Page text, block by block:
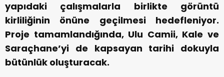
yapıdaki çalışmalarla birlikte görüntü
kirliliğinin önüne geçilmesi hedefleniyor.
Proje tamamlandığında, Ulu Camii, Kale ve
Saraçhane’yi de kapsayan tarihi dokuyla
bütünlük oluşturacak.